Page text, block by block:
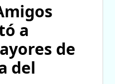
a
de
del